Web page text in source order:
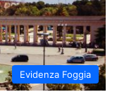
Evidenza Foggia